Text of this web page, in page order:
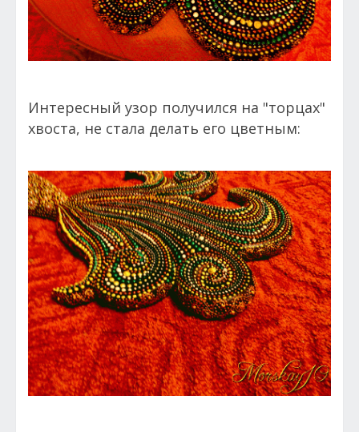
Интересный узор получился на "торцах"
хвоста, не стала делать его цветным: